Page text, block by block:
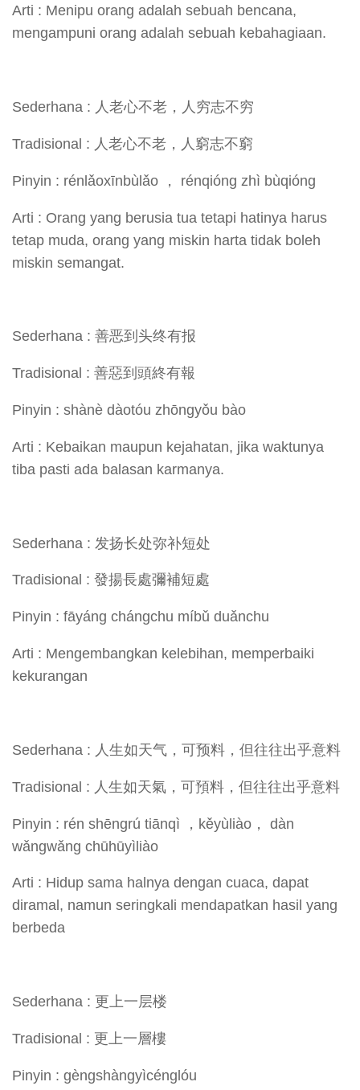
Arti : Menipu orang adalah sebuah bencana,
mengampuni orang adalah sebuah kebahagiaan.
Sederhana : 人老心不老，人穷志不穷
Tradisional : 人老心不老，人窮志不窮
Pinyin : rénlǎoxīnbùlǎo ， rénqióng zhì bùqióng
Arti : Orang yang berusia tua tetapi hatinya harus
tetap muda, orang yang miskin harta tidak boleh
miskin semangat.
Sederhana : 善恶到头终有报
Tradisional : 善惡到頭終有報
Pinyin : shànè dàotóu zhōngyǒu bào
Arti : Kebaikan maupun kejahatan, jika waktunya
tiba pasti ada balasan karmanya.
Sederhana : 发扬长处弥补短处
Tradisional : 發揚長處彌補短處
Pinyin : fāyáng chángchu míbǔ duǎnchu
Arti : Mengembangkan kelebihan, memperbaiki
kekurangan
Sederhana : 人生如天气，可预料，但往往出乎意料
Tradisional : 人生如天氣，可預料，但往往出乎意料
Pinyin : rén shēngrú tiānqì ，kěyùliào， dàn
wǎngwǎng chūhūyìliào
Arti : Hidup sama halnya dengan cuaca, dapat
diramal, namun seringkali mendapatkan hasil yang
berbeda
Sederhana : 更上一层楼
Tradisional : 更上一層樓
Pinyin : gèngshàngyìcénglóu